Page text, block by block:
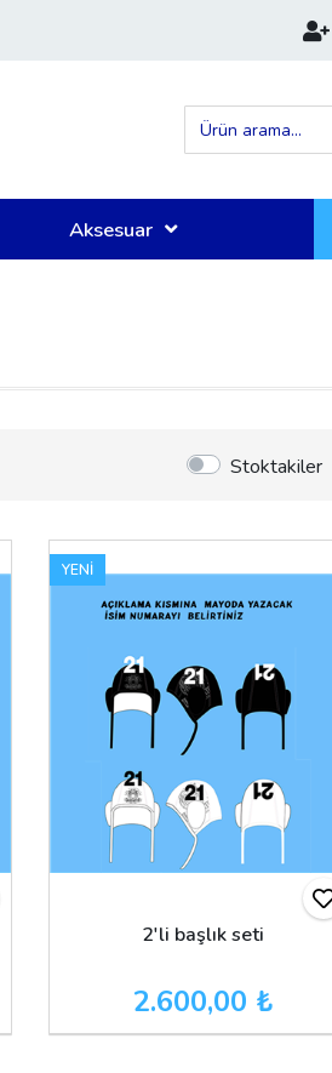
Aksesuar
Stoktakiler
2'li başlık seti
2.600,00 ₺
YENİ